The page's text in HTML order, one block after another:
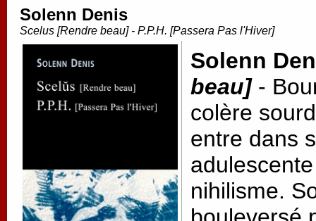
Solenn Denis
Scelus [Rendre beau] - P.P.H. [Passera Pas l'Hiver]
Solenn
beau]-
colère
entre dans
nihilisme.